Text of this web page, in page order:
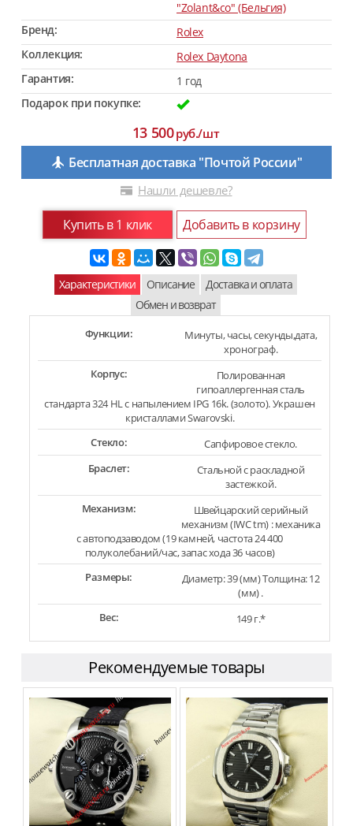
"Zolant&co" (Бельгия)
Бренд:
Rolex
Коллекция:
Rolex Daytona
Гарантия:
1 год
Подарок при покупке:
13 500руб./шт
Бесплатная доставка "Почтой России"
Нашли дешевле?
Купить в 1 клик Добавить в корзину
Характеристики Описание
Доставка и оплата
Обмен и возврат
Функции:
Минуты, часы, секунды,дата,
хронограф.
Корпус:
Полированная
гипоаллергенная сталь
стандарта 324 HL с напылением IPG 16k. (золото). Украшен
кристаллами Swarovski.
Стекло:
Сапфировое стекло.
Браслет:
Стальной с раскладной
застежкой.
Механизм:
Швейцарский серийный
механизм (IWC tm) : механика
с автоподзаводом (19 камней, частота 24 400
полуколебаний/час, запас хода 36 часов)
Размеры:
Диаметр: 39 (мм) Толщина: 12
(мм) .
Вес:
149 г.*
Рекомендуемые товары